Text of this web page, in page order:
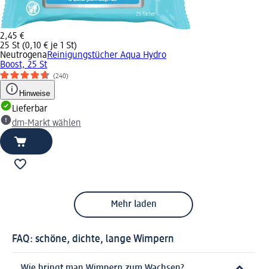
2,45 €
25 St (0,10 € je 1 St)
NeutrogenaReinigungstücher Aqua Hydro
Boost, 25 St
(240)
Hinweise
Lieferbar
dm-Markt wählen
Mehr laden
FAQ: schöne, dichte, lange Wimpern